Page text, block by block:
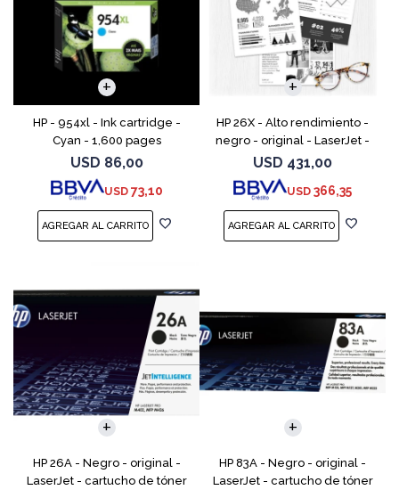
HP - 954xl - Ink cartridge -
Cyan - 1,600 pages
USD 86,00
USD 73,10
HP 26X - Alto rendimiento -
negro - original - LaserJet -
cartucho de tóner (CF226X) -
para LaserJet Pro M402, MFP
M426
USD 431,00
USD 366,35
HP 26A - Negro - original -
LaserJet - cartucho de tóner
HP 83A - Negro - original -
LaserJet - cartucho de tóner